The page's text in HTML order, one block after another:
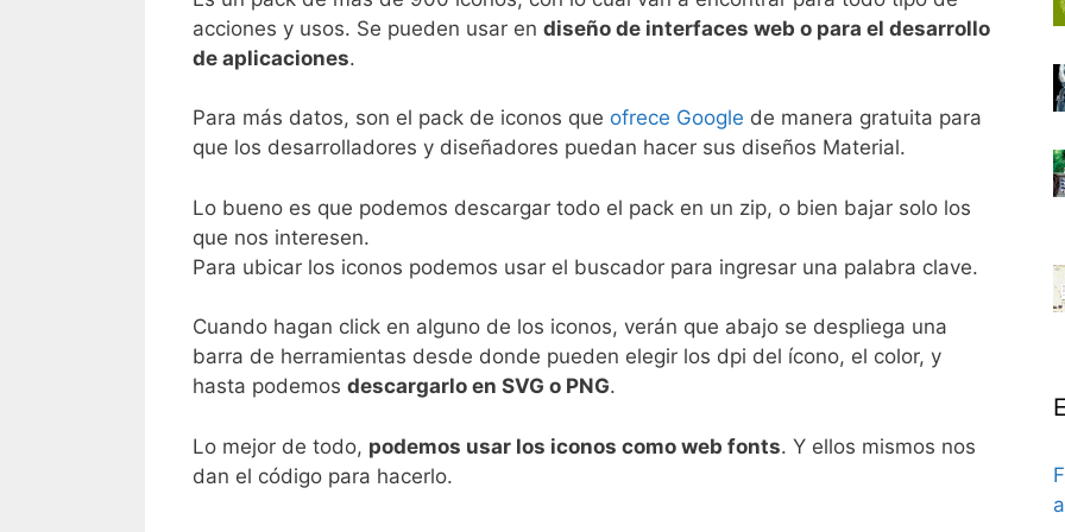
acciones y usos. Se pueden usar en diseño de interfaces web o para el desarrollo
de aplicaciones.
Para más datos, son el pack de iconos que ofrece Google de manera gratuita para
que los desarrolladores y diseñadores puedan hacer sus diseños Material.
Lo bueno es que podemos descargar todo el pack en un zip, o bien bajar solo los
que nos interesen.
Para ubicar los iconos podemos usar el buscador para ingresar una palabra clave.
Cuando hagan click en alguno de los iconos, verán que abajo se despliega una
barra de herramientas desde donde pueden elegir los dpi del ícono, el color, y
hasta podemos descargarlo en SVG o PNG.
Lo mejor de todo, podemos usar los iconos como web fonts. Y ellos mismos nos
dan el código para hacerlo.